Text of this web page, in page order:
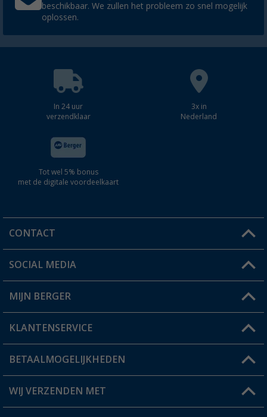
beschikbaar. We zullen het probleem zo snel mogelijk
oplossen.
In 24 uur
verzendklaar
3x in
Nederland
Tot wel 5% bonus
met de digitale voordeelkaart
CONTACT
Een vraag?
Winkel vinden
SOCIAL MEDIA
MIJN BERGER
Mijn account
Status bestelling
Verlanglijstje
KLANTENSERVICE
FAQ & Contact
Verzendinformatie
BETAALMOGELIJKHEDEN
WIJ VERZENDEN MET